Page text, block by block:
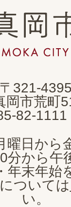
〒321-
岡市荒町
82-1111
日から
分から午
年末年始
ついては
い。